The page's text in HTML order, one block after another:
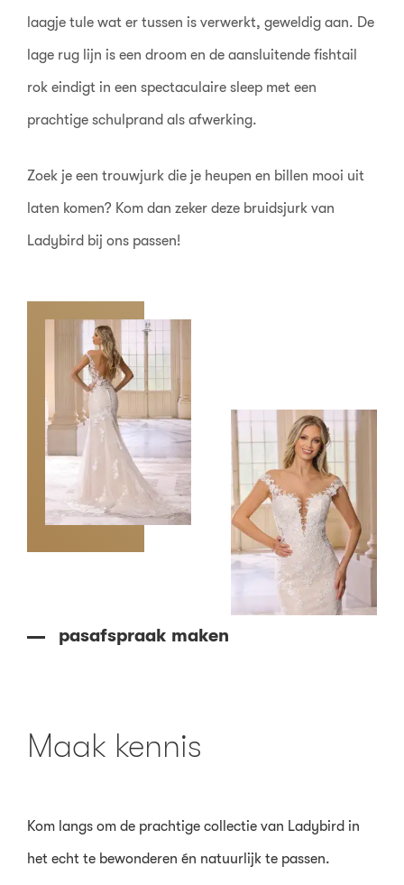
laagje tule wat er tussen is verwerkt, geweldig aan. De
lage rug lijn is een droom en de aansluitende fishtail
rok eindigt in een spectaculaire sleep met een
prachtige schulprand als afwerking.
Zoek je een trouwjurk die je heupen en billen mooi uit
laten komen? Kom dan zeker deze bruidsjurk van
Ladybird bij ons passen!
pasafspraak maken
Maak kennis
Kom langs om de prachtige collectie van Ladybird in
het echt te bewonderen én natuurlijk te passen.